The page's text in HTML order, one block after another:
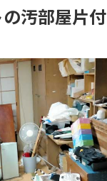
汚部屋片